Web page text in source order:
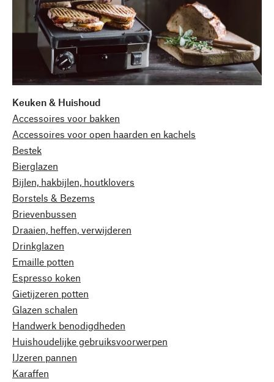
Keuken & Huishoud
Accessoires voor bakken
Accessoires voor open haarden en kachels
Bestek
Bierglazen
Bijlen, hakbijlen, houtklovers
Borstels & Bezems
Brievenbussen
Draaien, heffen, verwijderen
Drinkglazen
Emaille potten
Espresso koken
Gietijzeren potten
Glazen schalen
Handwerk benodigdheden
Huishoudelijke gebruiksvoorwerpen
IJzeren pannen
Karaffen